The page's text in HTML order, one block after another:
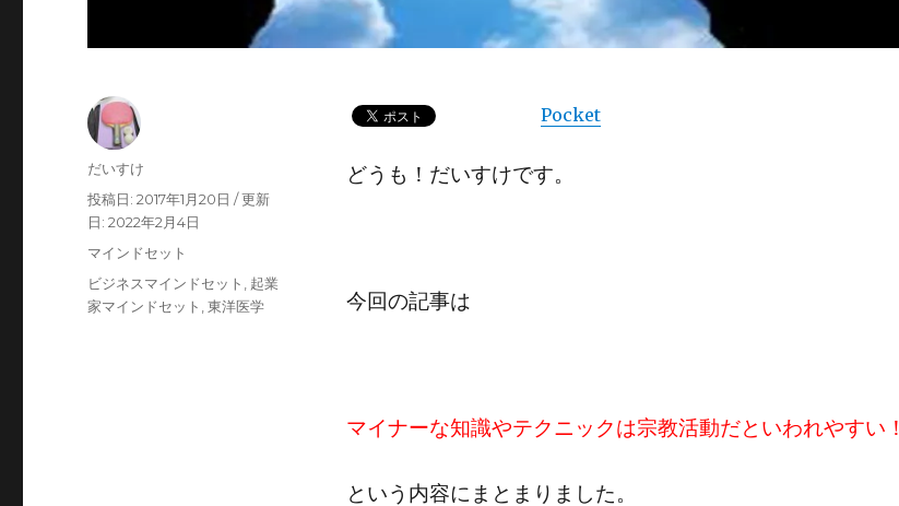
Pocket
どうも！だいすけです。
今回の記事は
マイナーな知識やテクニックは宗教活動だといわれやすい！
という内容にまとまりました。
投
稿
者
だいすけ
投
稿
2017年1月20日
2022年2月4日
カ
テ
ゴ
マインドセット
タ
グ
ビジネスマインドセット , 起業
家マインドセット ,東洋医学